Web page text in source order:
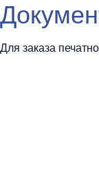
Для заказа